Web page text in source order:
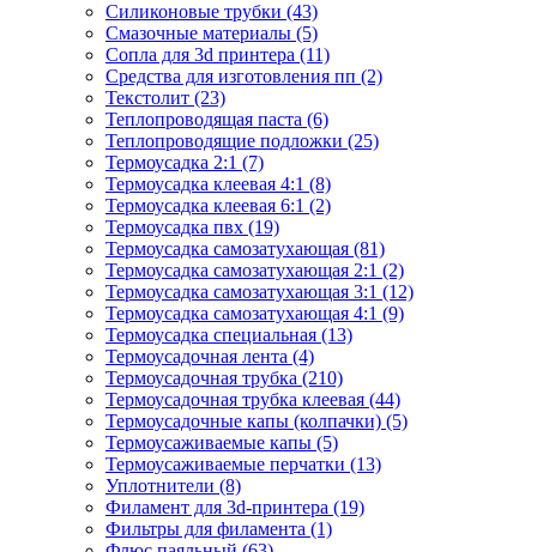
Силиконовые трубки (43)
Смазочные материалы (5)
Сопла для 3d принтера (11)
Средства для изготовления пп (2)
Текстолит (23)
Теплопроводящая паста (6)
Теплопроводящие подложки (25)
Термоусадка 2:1 (7)
Термоусадка клеевая 4:1 (8)
Термоусадка клеевая 6:1 (2)
Термоусадка пвх (19)
Термоусадка самозатухающая (81)
Термоусадка самозатухающая 2:1 (2)
Термоусадка самозатухающая 3:1 (12)
Термоусадка самозатухающая 4:1 (9)
Термоусадка специальная (13)
Термоусадочная лента (4)
Термоусадочная трубка (210)
Термоусадочная трубка клеевая (44)
Термоусадочные капы (колпачки) (5)
Термоусаживаемые капы (5)
Термоусаживаемые перчатки (13)
Уплотнители (8)
Филамент для 3d-принтера (19)
Фильтры для филамента (1)